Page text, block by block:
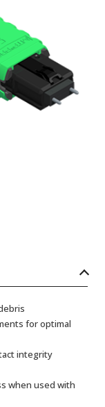
for optimal
integrity
when used with